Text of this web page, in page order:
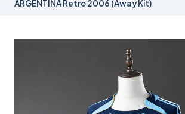
ARGENTINA Retro 2006 (Away Kit)